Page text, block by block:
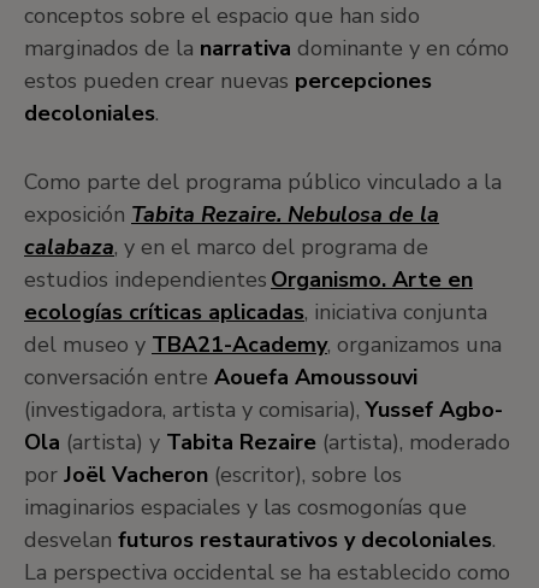
conceptos sobre el espacio que han sido
marginados de la narrativa dominante y en cómo
estos pueden crear nuevas percepciones
decoloniales.
Como parte del programa público vinculado a la
exposición Tabita Rezaire. Nebulosa de la
calabaza, y en el marco del programa de
estudios independientes Organismo. Arte en
ecologías críticas aplicadas, iniciativa conjunta
del museo y TBA21-Academy, organizamos una
conversación entre Aouefa Amoussouvi
(investigadora, artista y comisaria),Yussef Agbo-
Ola (artista) y Tabita Rezaire (artista), moderado
por Joël Vacheron (escritor), sobre los
imaginarios espaciales y las cosmogonías que
desvelan futuros restaurativos y decoloniales.
La perspectiva occidental se ha establecido como